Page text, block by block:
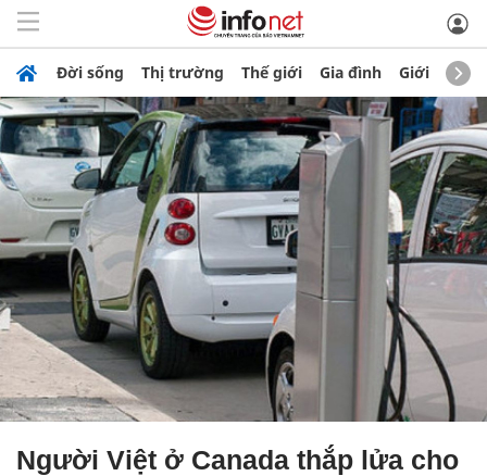
Đời sống Thị trường Thế giới Gia đình Giới trẻ
Người Việt ở Canada thắp lửa cho